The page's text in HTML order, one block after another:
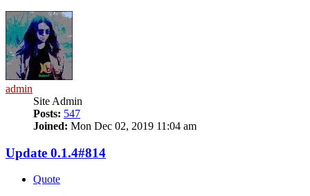
admin
Site Admin
Posts: 547
Joined: Mon Dec 02, 2019 11:04 am
Update 0.1.4#814
Quote